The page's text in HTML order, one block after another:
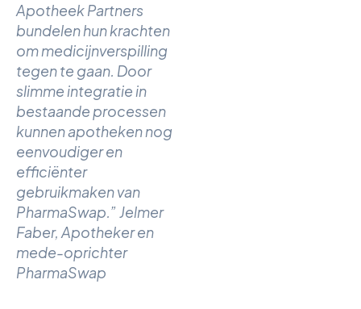
Apotheek Partners
bundelen hun krachten
om medicijnverspilling
tegen te gaan. Door
slimme integratie in
bestaande processen
kunnen apotheken nog
eenvoudiger en
efficiënter
gebruikmaken van
PharmaSwap.” Jelmer
Faber, Apotheker en
mede-oprichter
PharmaSwap